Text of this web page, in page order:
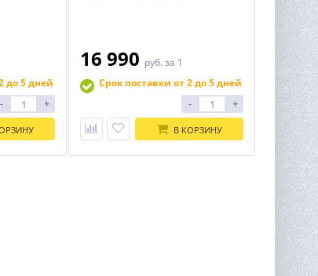
до 5 дней
- +
16 990 руб. за 1
Срок поставки от 2 до 5 дней
- +
В КОРЗИНУ